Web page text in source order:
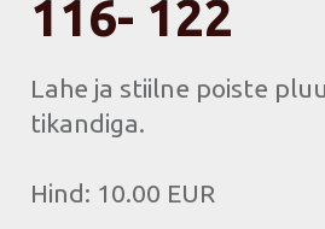
116- 122
Lahe ja stiilne poiste
tikandiga.
Hind: 10.00 EUR